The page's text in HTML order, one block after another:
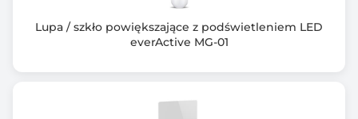
Lupa / szkło powiększające z podświetleniem LED
everActive MG-01